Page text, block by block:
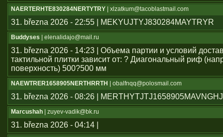
NAERTERHTE830284NERTYTRY | xlzatkum@tacoblastmail.com
31. března 2026 - 22:55 | MEKYUJTYJ830284MAYTRYR
Buddyses | elenalidajo@mail.ru
31. března 2026 - 14:23 | Объема партии и условий
тактильной плитки зависит от: ? Диагональный риф
поверхность) 500?500 мм
NAEWTRER1658905NERTHRRTH | obalfnqq@polosmail.com
31. března 2026 - 08:26 |
Marcushah | zuyev-vadik@bk.ru
31. března 2026 - 04:14 |